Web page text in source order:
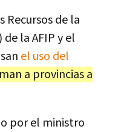
Recursos de la
de la AFIP y el
el uso del
a provincias a
por el ministro